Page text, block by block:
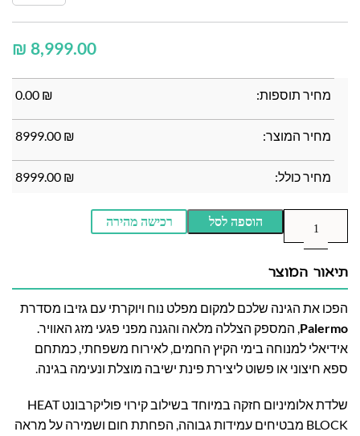
₪
מחיר תוספות: ₪
0.00
מחיר המוצר: ₪
8999.00
מחיר כולל: ₪
8999.00
הוספה לסל רכישה מהירה
תיאור המוצר
הפכו את הגינה שלכם למקום מפלט נוח ויוקרתי עם גזיבו מסדרת
Palermo, המספק הצללה מלאה והגנה מפני פגעי מזג האוויר.
אידיאלי למנוחה בימי הקיץ החמים, לאירוח משפחתי, כמתחם
ספא חיצוני או פשוט ליצירת פינת ישיבה מוצלת ונעימה בגינה.
שלדת אלומיניום חזקה במיוחד בשילוב קירוי פוליקרבונט HEAT
BLOCK מבטיחים עמידות גבוהה, הפחתת חום ושמירה על מראה